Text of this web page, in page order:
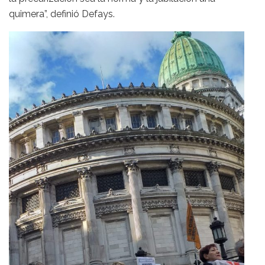
quimera”, definió Defays.